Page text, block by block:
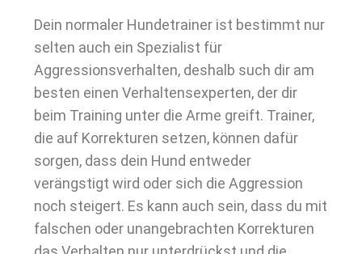
Dein normaler Hundetrainer ist bestimmt nur
selten auch ein Spezialist für
Aggressionsverhalten, deshalb such dir am
besten einen Verhaltensexperten, der dir
beim Training unter die Arme greift. Trainer,
die auf Korrekturen setzen, können dafür
sorgen, dass dein Hund entweder
verängstigt wird oder sich die Aggression
noch steigert. Es kann auch sein, dass du mit
falschen oder unangebrachten Korrekturen